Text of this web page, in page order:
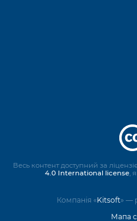
Компанія «Kitsoft» —
Мапа
Весь контент доступний за
4.0 International license,